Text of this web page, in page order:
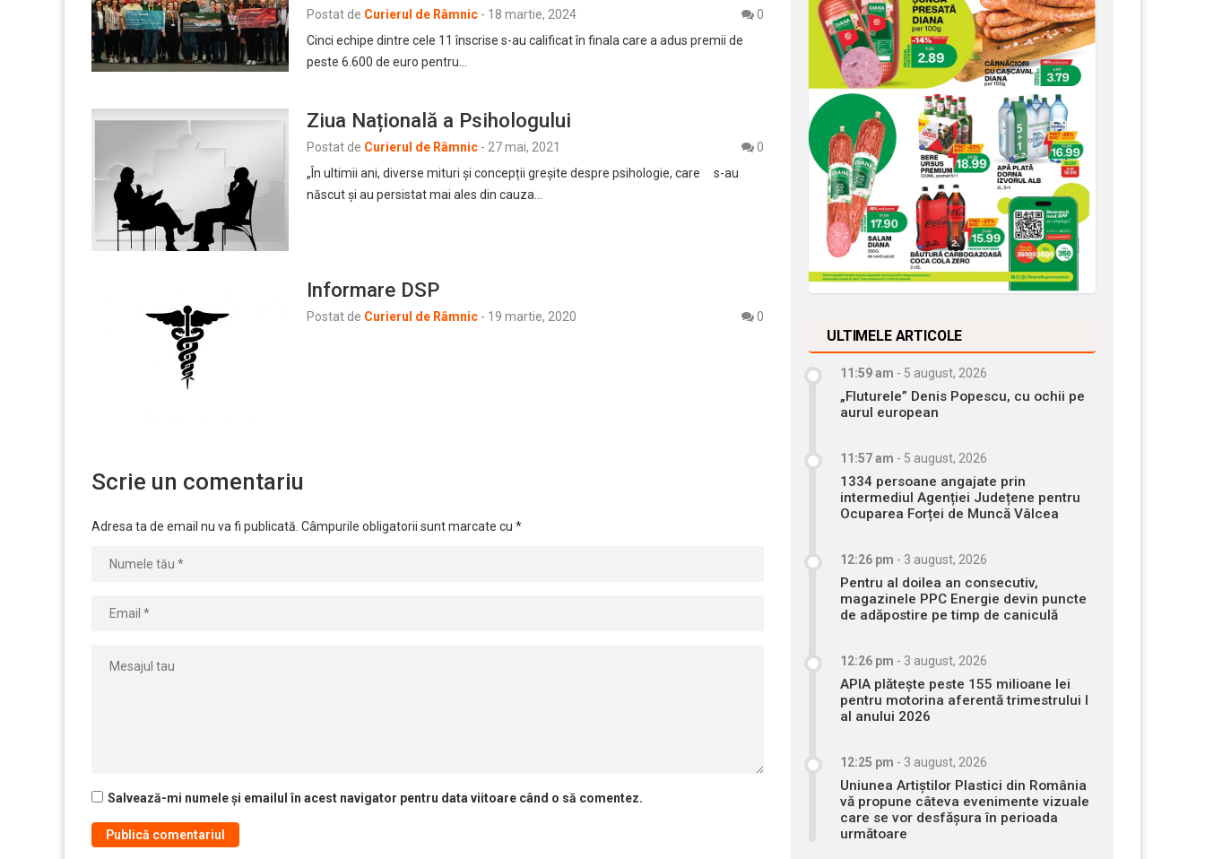
Postat de Curierul de Râmnic - 18 martie, 2024
0
Cinci echipe dintre cele 11 înscrise s-au calificat în finala care a adus premii de
peste 6.600 de euro pentru…
Ziua Națională a Psihologului
Postat de Curierul de Râmnic - 27 mai, 2021
0
„În ultimii ani, diverse mituri și concepții greșite despre psihologie, care s-au
născut și au persistat mai ales din cauza…
Informare DSP
Postat de Curierul de Râmnic - 19 martie, 2020 0
Scrie un comentariu
Adresa ta de email nu va fi publicată. Câmpurile obligatorii sunt marcate cu *
Salvează-mi numele și emailul în acest navigator pentru data viitoare când o să comentez.
ULTIMELE ARTICOLE
11:59 am - 5 august, 2026
„Fluturele” Denis Popescu, cu ochii pe
aurul european
11:57 am - 5 august, 2026
1334 persoane angajate prin
intermediul Agenției Județene pentru
Ocuparea Forței de Muncă Vâlcea
12:26 pm - 3 august, 2026
Pentru al doilea an consecutiv,
magazinele PPC Energie devin puncte
de adăpostire pe timp de caniculă
12:26 pm - 3 august, 2026
APIA plătește peste 155 milioane lei
pentru motorina aferentă trimestrului I
al anului 2026
12:25 pm - 3 august, 2026
Uniunea Artiștilor Plastici din România
vă propune câteva evenimente vizuale
care se vor desfășura în perioada
următoare